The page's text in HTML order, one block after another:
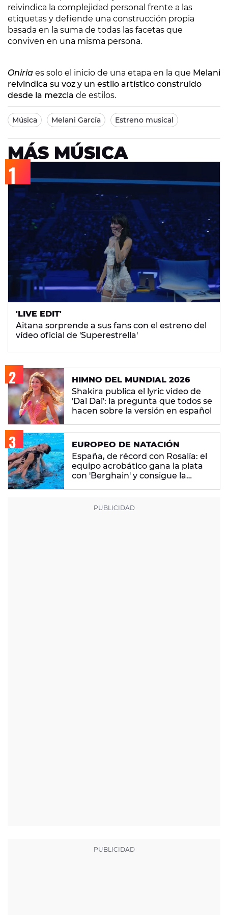
reivindica la complejidad personal frente a las
etiquetas y defiende una construcción propia
basada en la suma de todas las facetas que
conviven en una misma persona.
Oniria es solo el inicio de una etapa en la que Melani
reivindica su voz y un estilo artístico construido
desde la mezcla de estilos.
Música Melani García Estreno musical
MÁS MÚSICA
'LIVE EDIT'
Aitana sorprende a sus fans con el estreno del
vídeo oficial de 'Superestrella'
HIMNO DEL MUNDIAL 2026
Shakira publica el lyric video de
'Dai Dai': la pregunta que todos se
hacen sobre la versión en español
EUROPEO DE NATACIÓN
España, de récord con Rosalía: el
equipo acrobático gana la plata
con 'Berghain' y consigue la